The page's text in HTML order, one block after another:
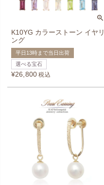
K10YG カラーストーン イヤリ
ング
平日13時まで当日出荷
選べる宝石
¥26,800 税込